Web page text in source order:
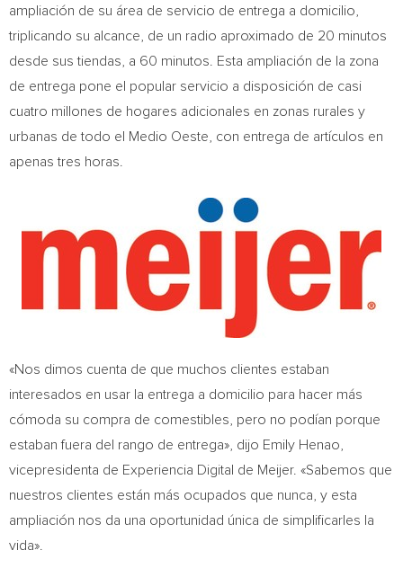
ampliación de su área de servicio de entrega a domicilio,
triplicando su alcance, de un radio aproximado de 20 minutos
desde sus tiendas, a 60 minutos. Esta ampliación de la zona
de entrega pone el popular servicio a disposición de casi
cuatro millones de hogares adicionales en zonas rurales y
urbanas de todo el
Medio Oeste , con entrega de artículos en
apenas tres horas.
«Nos dimos cuenta de que muchos clientes estaban
interesados en usar la entrega a domicilio para hacer más
cómoda su compra de comestibles, pero no podían porque
estaban fuera del rango de entrega», dijo Emily Henao
vicepresidenta de Experiencia Digital de Meijer. «Sabemos que
nuestros clientes están más ocupados que nunca, y esta
ampliación nos da una oportunidad única de simplificarles la
vida».